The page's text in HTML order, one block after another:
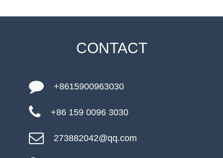
CONTACT
+8615900963030
+86 159 0096 3030
273882042@qq.com